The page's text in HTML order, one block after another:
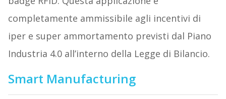
completamente ammissibile agli incentivi di
iper e super ammortamento previsti dal Piano
Industria 4.0 all’interno della Legge di Bilancio.
Smart Manufacturing